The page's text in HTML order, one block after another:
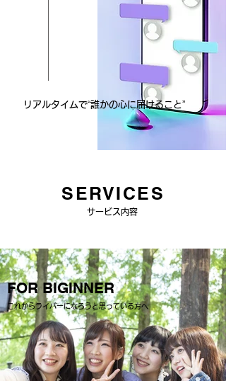
リアルタイムで“誰かの心に届けること”
​SERVICES
​サービス内容
FOR BIGINNER​
​これからライバーになろうと思っている方へ